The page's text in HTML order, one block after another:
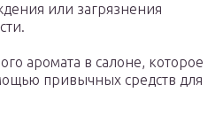
или загрязнения
аромата в салоне, которое
привычных средств для